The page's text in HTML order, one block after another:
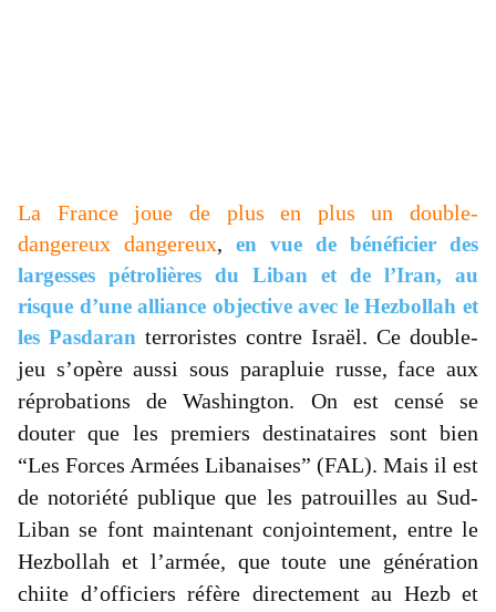
La France joue de plus en plus un double-
dangereux dangereux, en vue de bénéficier des
largesses pétrolières du Liban et de l’Iran, au
risque d’une alliance objective avec le Hezbollah et
les Pasdaran terroristes contre Israël. Ce double-
jeu s’opère aussi sous parapluie russe, face aux
réprobations de Washington. On est censé se
douter que les premiers destinataires sont bien
“Les Forces Armées Libanaises” (FAL). Mais il est
de notoriété publique que les patrouilles au Sud-
Liban se font maintenant conjointement, entre le
Hezbollah et l’armée, que toute une génération
chiite d’officiers réfère directement au Hezb et